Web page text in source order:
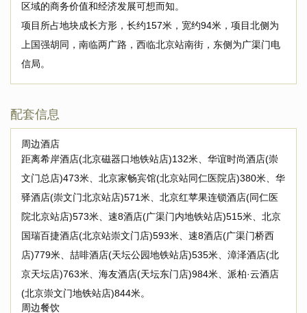
区域的商务价值和经济发展可想而知。
项目所占地块成长方形，长约157米，宽约94米，项目北侧为
上国强胡同，南临两广路，西临北京站南街，东侧为广渠门电
信局。
配套信息
周边酒店
距离希岸酒店(北京磁器口地铁站店)132米、华谊时尚酒店(崇
文门总店)473米、北京家畅宾馆(北京站同仁医院店)380米、华
驿酒店(崇文门北京站店)571米、北京红苹果连锁酒店(同仁医
院北京站店)573米、速8酒店(广渠门内地铁站店)515米、北京
国瑞百捷酒店(北京站崇文门店)593米、速8酒店(广渠门桥西
店)779米、喆啡酒店(天坛公园地铁站店)535米、漳泽酒店(北
京天坛店)763米、海友酒店(天坛东门店)984米、派柏·云酒店
(北京崇文门地铁站店)844米。
周边餐饮